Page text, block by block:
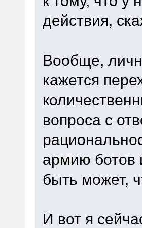
действия,
Вообще,
кажется
вопроса с
армию ботов
быть может,
И вот я